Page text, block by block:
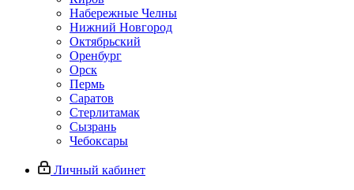
Набережные Челны
Нижний Новгород
Октябрьский
Оренбург
Орск
Пермь
Саратов
Стерлитамак
Сызрань
Чебоксары
Личный кабинет